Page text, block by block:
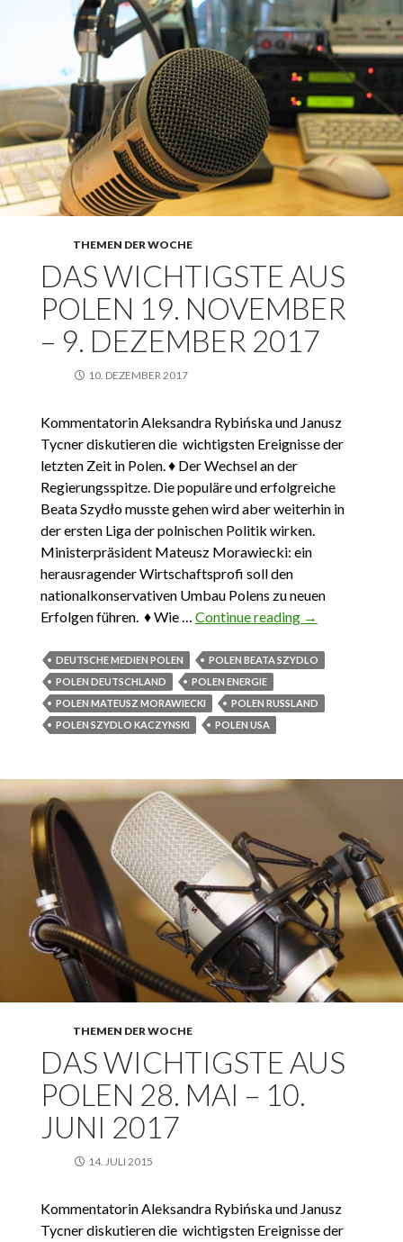
THEMEN DER WOCHE
DAS WICHTIGSTE AUS
POLEN 19. NOVEMBER
– 9. DEZEMBER 2017
10. DEZEMBER 2017
Kommentatorin Aleksandra Rybińska und Janusz
Tycner diskutieren die wichtigsten Ereignisse der
letzten Zeit in Polen. ♦ Der Wechsel an der
Regierungsspitze. Die populäre und erfolgreiche
Beata Szydło musste gehen wird aber weiterhin in
der ersten Liga der polnischen Politik wirken.
Ministerpräsident Mateusz Morawiecki: ein
herausragender Wirtschaftsprofi soll den
nationalkonservativen Umbau Polens zu neuen
Erfolgen führen. ♦ Wie … Continue reading Das Wichtigste
November – 9.
2017
→
DEUTSCHE MEDIEN POLEN
POLEN BEATA SZYDLO
POLEN DEUTSCHLAND
POLEN ENERGIE
POLEN MATEUSZ MORAWIECKI
POLEN RUSSLAND
POLEN SZYDLO KACZYNSKI
POLEN USA
THEMEN DER WOCHE
DAS WICHTIGSTE AUS
POLEN 28. MAI – 10.
JUNI 2017
14. JULI 2015
Kommentatorin Aleksandra Rybińska und Janusz
Tycner diskutieren die wichtigsten Ereignisse der